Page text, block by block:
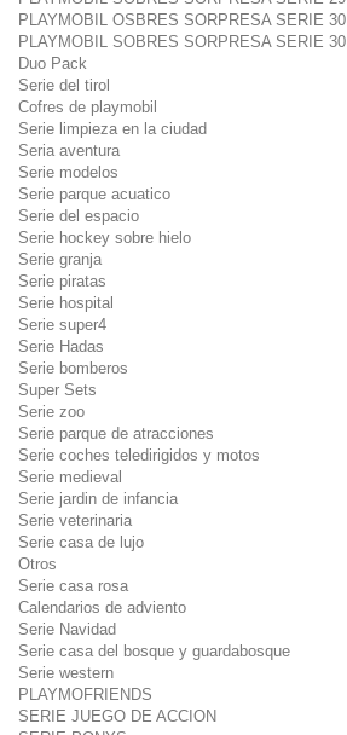
PLAYMOBIL OSBRES SORPRESA SERIE 30
PLAYMOBIL SOBRES SORPRESA SERIE 30
Duo Pack
Serie del tirol
Cofres de playmobil
Serie limpieza en la ciudad
Seria aventura
Serie modelos
Serie parque acuatico
Serie del espacio
Serie hockey sobre hielo
Serie granja
Serie piratas
Serie hospital
Serie super4
Serie Hadas
Serie bomberos
Super Sets
Serie zoo
Serie parque de atracciones
Serie coches teledirigidos y motos
Serie medieval
Serie jardin de infancia
Serie veterinaria
Serie casa de lujo
Otros
Serie casa rosa
Calendarios de adviento
Serie Navidad
Serie casa del bosque y guardabosque
Serie western
PLAYMOFRIENDS
SERIE JUEGO DE ACCION